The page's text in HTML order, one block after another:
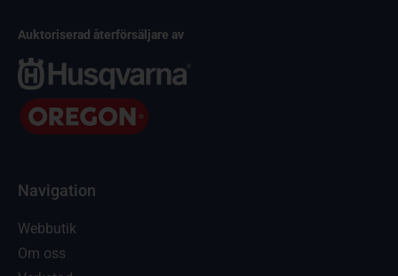
Auktoriserad återförsäljare av
Navigation
Webbutik
Om oss